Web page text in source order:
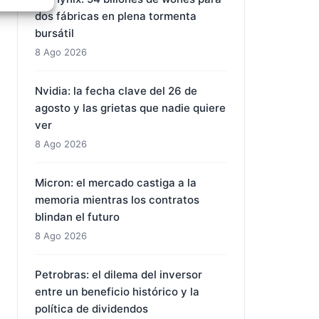
activo dos fábricas en plena tormenta
bursátil
8 Ago 2026
Nvidia: la fecha clave del 26 de
agosto y las grietas que nadie quiere
ver
8 Ago 2026
Micron: el mercado castiga a la
memoria mientras los contratos
blindan el futuro
8 Ago 2026
Petrobras: el dilema del inversor
entre un beneficio histórico y la
política de dividendos